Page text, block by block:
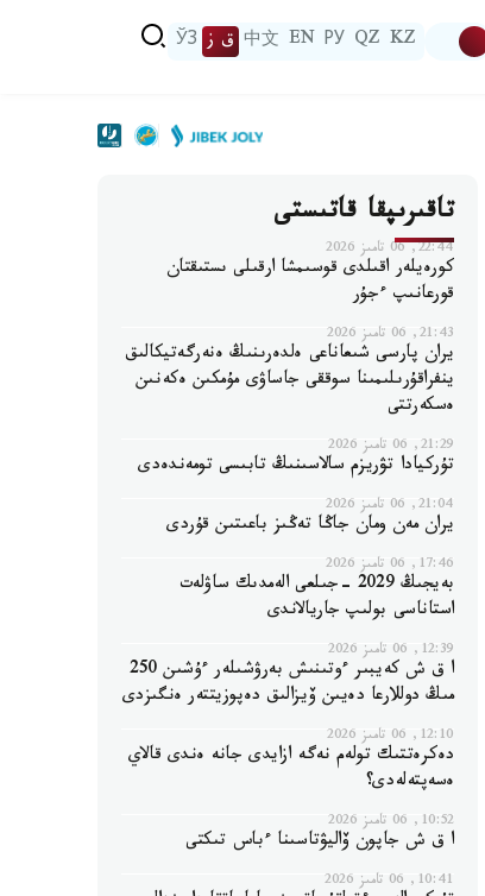
KZ
QZ
РУ
EN
中文 ق ز ЎЗ
تاقىرىپقا قاتىستى
22:44, 06 تامىز 2026
كورەيلەر اقىلدى قوسىمشا ارقىلى ىستىقتان
قورعانىپ ءجۇر
21:43, 06 تامىز 2026
يران پارسى شىعاناعى ەلدەرىنىڭ ەنەرگەتيكالىق
ينفراقۇرىلىمىنا سوققى جاساۋى مۇمكىن ەكەنىن
ەسكەرتتى
21:29, 06 تامىز 2026
تۇركيادا تۋريزم سالاسىنىڭ تابىسى تومەندەدى
21:04, 06 تامىز 2026
يران مەن ومان جاڭا تەڭىز باعىتىن قۇردى
17:46, 06 تامىز 2026
بەيجىڭ 2029 -جىلعى الەمدىك ساۋلەت
استاناسى بولىپ جاريالاندى
12:39, 06 تامىز 2026
ا ق ش كەيبىر ءوتىنىش بەرۋشىلەر ءۇشىن 250
مىڭ دوللارعا دەيىن ۆيزالىق دەپوزيتتەر ەنگىزدى
12:10, 06 تامىز 2026
دەكرەتتىك تولەم نەگە ازايدى جانە ەندى قالاي
ەسەپتەلەدى؟
10:52, 06 تامىز 2026
ا ق ش جاپون ۆاليۋتاسىنا ءباس تىكتى
10:41, 06 تامىز 2026